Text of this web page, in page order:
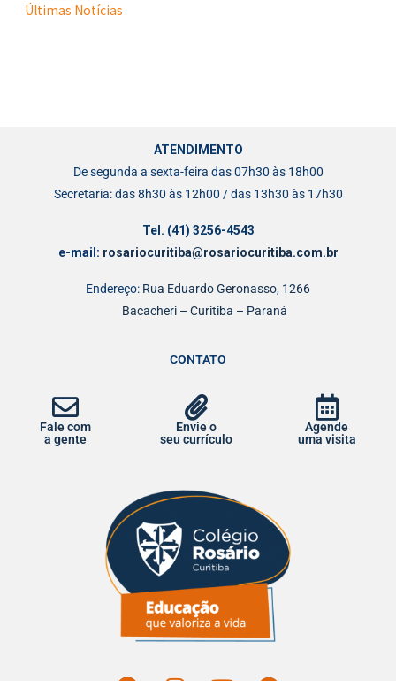
Últimas Notícias
ATENDIMENTO
De segunda a sexta-feira das 07h30 às 18h00
Secretaria: das 8h30 às 12h00 / das 13h30 às 17h30
Tel. (41) 3256-4543
e-mail: rosariocuritiba@rosariocuritiba.com.br
Endereço: Rua Eduardo Geronasso, 1266
Bacacheri – Curitiba – Paraná
CONTATO
Fale com
a gente
Envie o
seu currículo
Agende
uma visita